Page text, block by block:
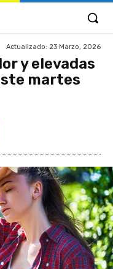
Actualizado: 23 Marzo, 2026
y elevadas
martes